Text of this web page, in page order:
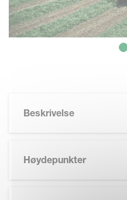
Beskrivelse
Høydepunkter